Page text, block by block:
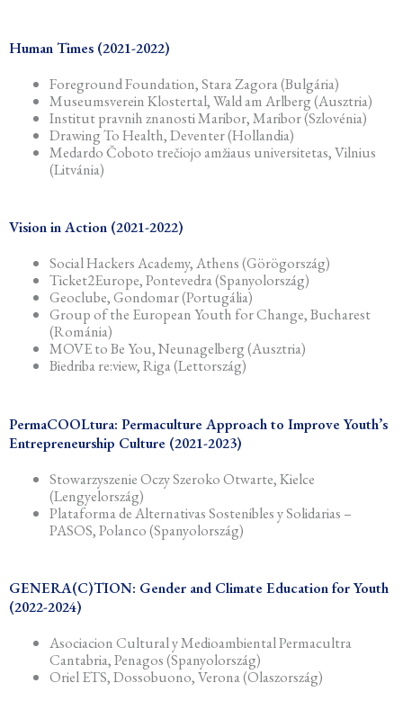
Human Times (2021-2022)
Foreground Foundation, Stara Zagora (Bulgária)
Museumsverein Klostertal, Wald am Arlberg (Ausztria)
Institut pravnih znanosti Maribor, Maribor (Szlovénia)
Drawing To Health, Deventer (Hollandia)
Medardo Čoboto trečiojo amžiaus universitetas, Vilnius
(Litvánia)
Vision in Action (2021-2022)
Social Hackers Academy, Athens (Görögország)
Ticket2Europe, Pontevedra (Spanyolország)
Geoclube, Gondomar (Portugália)
Group of the European Youth for Change, Bucharest
(Románia)
MOVE to Be You, Neunagelberg (Ausztria)
Biedriba re:view, Riga (Lettország)
PermaCOOLtura: Permaculture Approach to Improve Youth’s
Entrepreneurship Culture (2021-2023)
Stowarzyszenie Oczy Szeroko Otwarte, Kielce
(Lengyelország)
Plataforma de Alternativas Sostenibles y Solidarias –
PASOS, Polanco (Spanyolország)
GENERA(C)TION: Gender and Climate Education for Youth
(2022-2024)
Asociacion Cultural y Medioambiental Permacultra
Cantabria, Penagos (Spanyolország)
Oriel ETS, Dossobuono, Verona (Olaszország)